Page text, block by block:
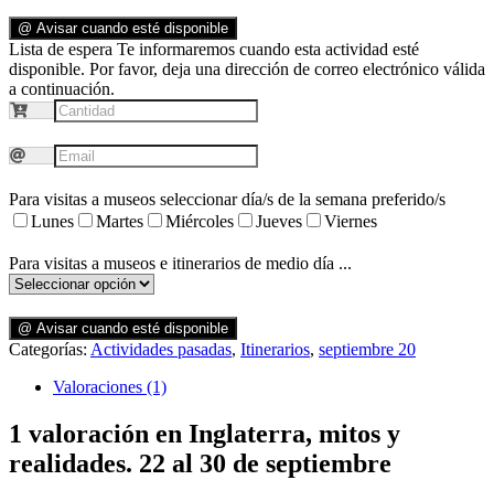
@ Avisar cuando esté disponible
Lista de espera Te informaremos cuando esta actividad esté
disponible. Por favor, deja una dirección de correo electrónico válida
a continuación.
Para visitas a museos seleccionar día/s de la semana preferido/s
Lunes
Martes Miércoles Jueves Viernes
Para visitas a museos e itinerarios de medio día ...
@ Avisar cuando esté disponible
Categorías: Actividades pasadas, Itinerarios, septiembre 20
Valoraciones (1)
1 valoración en Inglaterra, mitos y
realidades. 22 al 30 de septiembre